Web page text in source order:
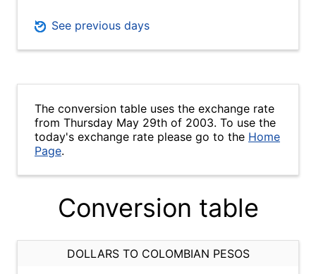
See previous days
The conversion table uses the exchange rate
from Thursday May 29th of 2003. To use the
today's exchange rate please go to the Home
Page.
Conversion table
DOLLARS TO COLOMBIAN PESOS